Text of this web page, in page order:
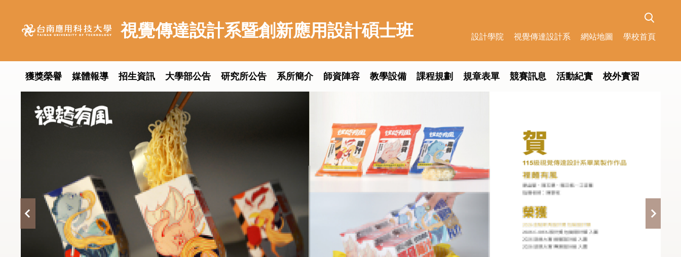
視覺傳達設計系暨創新應用設計碩士班
獲獎榮譽 媒體報導 招生資訊 大學部公告 研究所公告 系所簡介 師資陣容 教學設備 課程規劃 規章表單 競賽訊息 活動紀實 校外實習
設計學院 視覺傳達設計系 網站地圖 學校首頁